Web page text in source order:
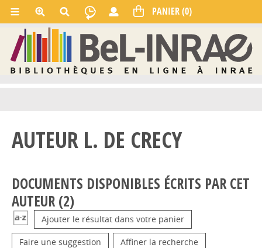
AUTEUR L. DE CRECY
DOCUMENTS DISPONIBLES ÉCRITS PAR CET
AUTEUR (2)
Ajouter le résultat dans votre panier
Faire une suggestion Affiner la recherche